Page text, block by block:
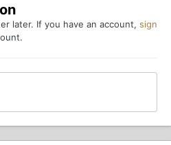
later. If you have an account, sign